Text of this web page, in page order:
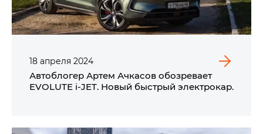
18 апреля 2024
Автоблогер Артем Ачкасов обозревает
EVOLUTE i‑JET. Новый быстрый электрокар.